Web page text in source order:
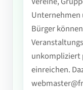
Unternehmen
Bürger
unkompliziert
einreichen.